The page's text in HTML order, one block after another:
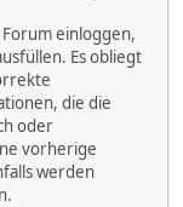
einloggen,
Es obliegt
die die
oder
vorherige
werden